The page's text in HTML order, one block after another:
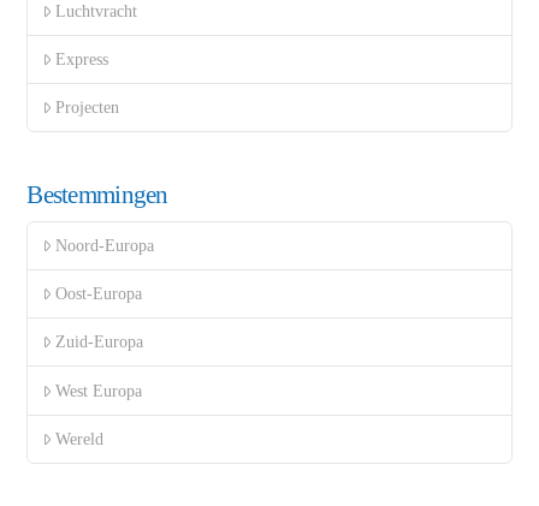
Luchtvracht
Express
Projecten
Bestemmingen
Noord-Europa
Oost-Europa
Zuid-Europa
West Europa
Wereld